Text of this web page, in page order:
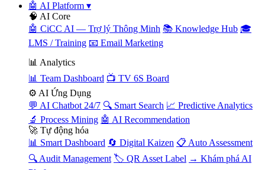
🤖 AI Platform ▾
🧠 AI Core
🤖 CiCC AI — Trợ lý Thông Minh 📚 Knowledge Hub 🎓
LMS / Training 📧 Email Marketing
📊 Analytics
📊 Team Dashboard 📺 TV 6S Board
⚙️ AI Ứng Dụng
💬 AI Chatbot 24/7 🔍 Smart Search 📈 Predictive Analytics
🔬 Process Mining 🤖 AI Recommendation
🚀 Tự động hóa
📊 Smart Dashboard 🔄 Digital Kaizen 📋 Auto Assessment
🔍 Audit Management 🏷️ QR Asset Label → Khám phá AI